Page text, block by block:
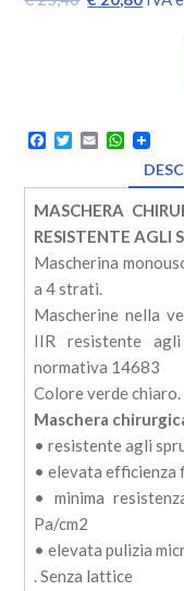
Facebook
TwitterEmail
MASCHERA
RESISTENTE AGLI
Mascherina
a 4 strati.
Mascherine nella
IIR resistente
normativa 14683
Colore verde chiaro.
Maschera
• resistente agli
• elevata efficienza
• minima
Pa/cm2
• elevata pulizia
. Senza lattice